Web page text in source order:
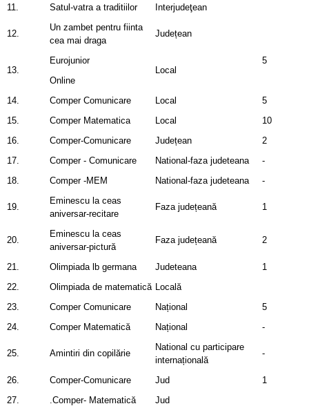
11. Satul-vatra a traditiilor Interjudeţean
12.
Un zambet pentru fiinta
cea mai draga
Județean
13.
Eurojunior
Online
Local
5
14. Comper Comunicare Local
5
15.
Comper Matematica Local
10
16.
Comper-Comunicare Județean
2
17.
Comper - Comunicare National-faza judeteana
-
18.
Comper -MEM National-faza judeteana -
19.
Eminescu la ceas
aniversar-recitare
Faza județeană 1
20.
Eminescu la ceas
aniversar-pictură
Faza județeană 2
21. Olimpiada lb germana Judeteana
1
22.
Olimpiada de matematică Locală
23.
Comper Comunicare Național
5
24.
Comper Matematică Național -
25. Amintiri din copilărie
National cu participare
internațională
-
26. Comper-Comunicare Jud
1
27.
.Comper- Matematică
Jud